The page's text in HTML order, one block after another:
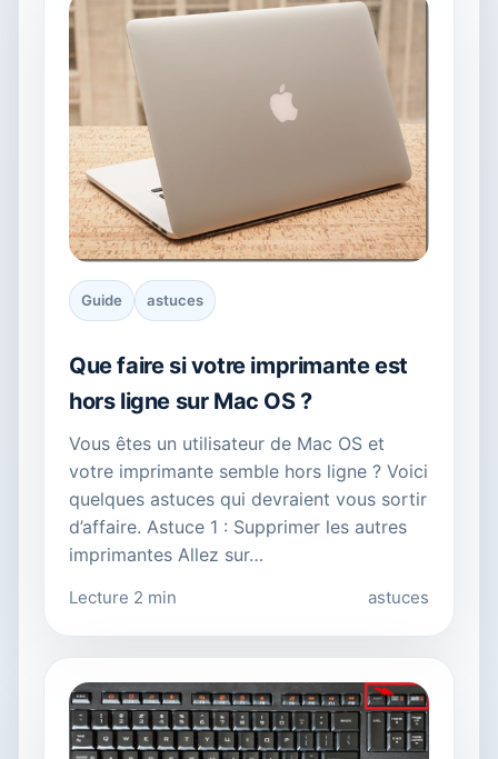
Guide astuces
Que faire si votre imprimante est
hors ligne sur Mac OS ?
Vous êtes un utilisateur de Mac OS et
votre imprimante semble hors ligne ? Voici
quelques astuces qui devraient vous sortir
d’affaire. Astuce 1 : Supprimer les autres
imprimantes Allez sur…
Lecture 2 min astuces